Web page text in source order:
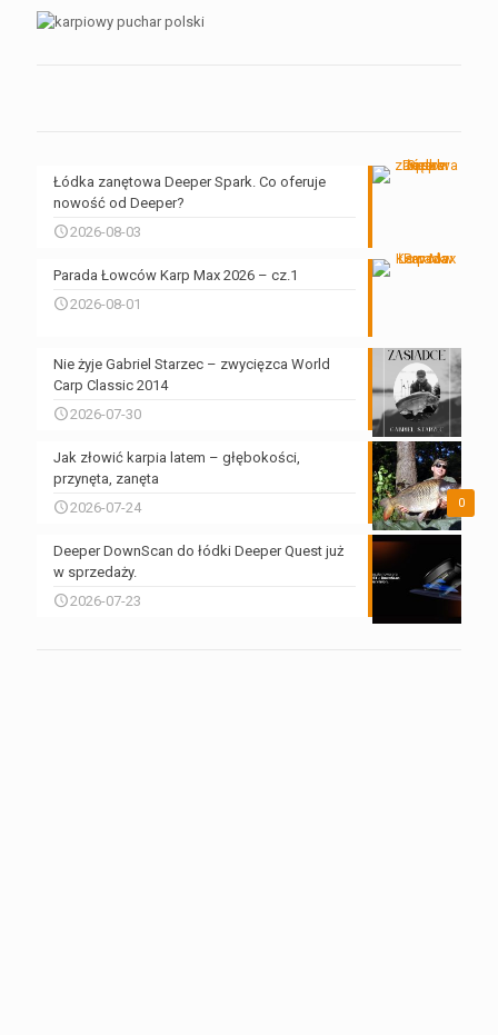
Łódka zanętowa Deeper Spark. Co oferuje
nowość od Deeper?
2026-08-03
Parada Łowców Karp Max 2026 – cz.1
2026-08-01
Nie żyje Gabriel Starzec – zwycięzca World
Carp Classic 2014
2026-07-30
0
Jak złowić karpia latem – głębokości,
przynęta, zanęta
2026-07-24
Deeper DownScan do łódki Deeper Quest już
w sprzedaży.
2026-07-23